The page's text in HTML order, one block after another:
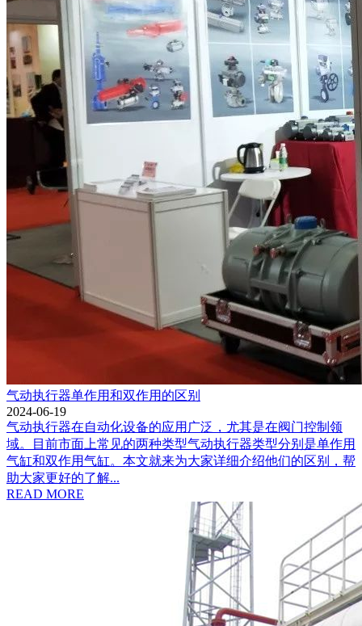
气动执行器单作用和双作用的区别
2024-06-19
气动执行器在自动化设备的应用广泛，尤其是在阀门控制领
域。目前市面上常见的两种类型气动执行器类型分别是单作用
气缸和双作用气缸。本文就来为大家详细介绍他们的区别，帮
助大家更好的了解...
READ MORE